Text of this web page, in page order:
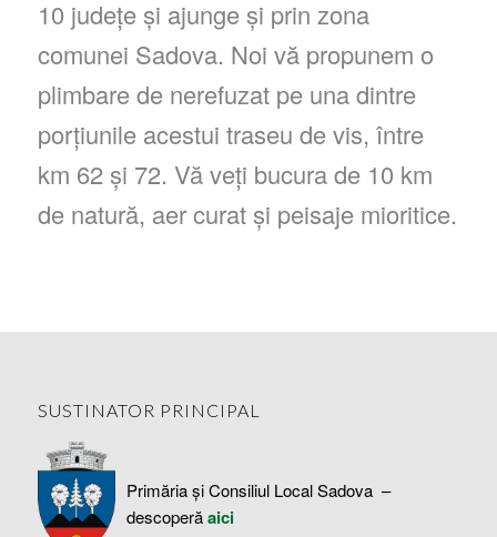
10 județe și ajunge și prin zona
comunei Sadova. Noi vă propunem o
plimbare de nerefuzat pe una dintre
porțiunile acestui traseu de vis, între
km 62 și 72. Vă veți bucura de 10 km
de natură, aer curat și peisaje mioritice.
SUSTINATOR PRINCIPAL
Primăria și Consiliul Local Sadova –
descoperăaici